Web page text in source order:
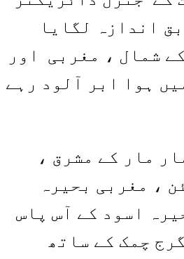
اندازہ لگایا
شمال ، مغربی اور
ہوا ابر آلود رہے
مار کے مشرق ،
، مغربی بحیرہ
اسود کے آس پاس
چمک کے ساتھ